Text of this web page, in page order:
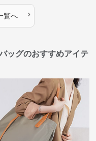
覧へ ›
ッグのおすすめアイテ